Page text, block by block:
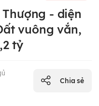
- diện
vuông vắn,
tỷ
Chia sẻ